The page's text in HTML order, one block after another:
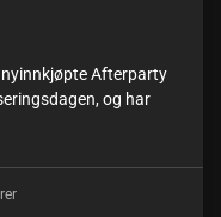
Afterparty
og har